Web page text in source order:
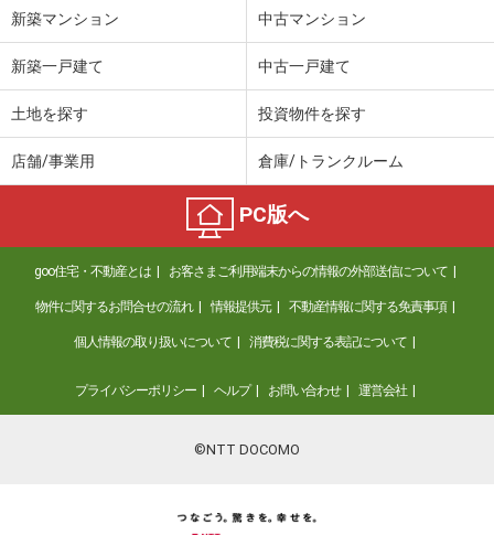
長野県長野市松代町松代
2,750万円
194.15m²
2,998万円
住 所
長野県長野市箱清水３
建物面積 111.14m²
土地面積
281.35m²
長野県長野市田中
価 格
850万円
住 所
長野県長野市田中
60.83m²
長野県北佐久郡軽井沢町大字長倉
新築マンション 中古マンション
新築一戸建て 中古一戸建て
土地を探す 投資物件を探す
店舗/事業用 倉庫/トランクルーム
PC版へ
goo住宅・不動産とは お客さまご利用端末からの情報の外部送信について
物件に関するお問合せの流れ 情報提供元 不動産情報に関する免責事項
個人情報の取り扱いについて 消費税に関する表記について
プライバシーポリシー ヘルプ お問い合わせ 運営会社
©NTT DOCOMO